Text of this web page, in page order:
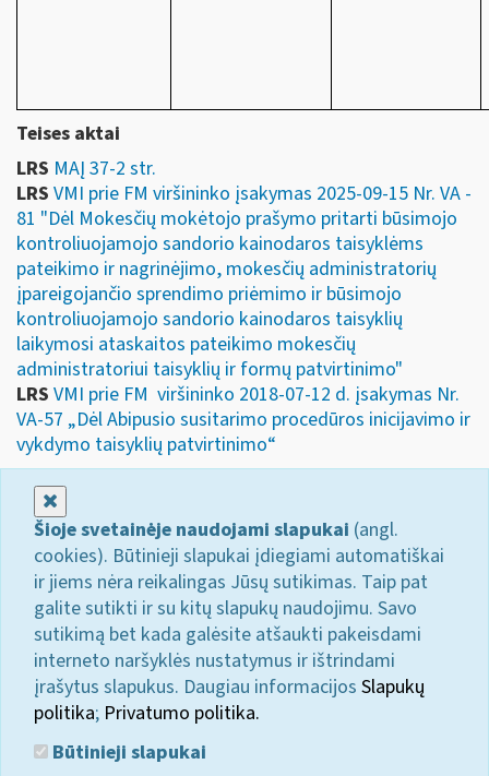
Teises aktai
LRS MAĮ 37-2 str.
LRS VMI prie FM viršininko įsakymas 2025-09-15 Nr. VA -
81 "Dėl Mokesčių mokėtojo prašymo pritarti būsimojo
kontroliuojamojo sandorio kainodaros taisyklėms
pateikimo ir nagrinėjimo, mokesčių administratorių
įpareigojančio sprendimo priėmimo ir būsimojo
kontroliuojamojo sandorio kainodaros taisyklių
laikymosi ataskaitos pateikimo mokesčių
administratoriui taisyklių ir formų patvirtinimo"
LRS VMI prie FM viršininko 2018-07-12 d. įsakymas Nr.
VA-57 „Dėl Abipusio susitarimo procedūros inicijavimo ir
vykdymo taisyklių patvirtinimo“
Šioje svetainėje naudojami slapukai (angl.
cookies). Būtinieji slapukai įdiegiami automatiškai
ir jiems nėra reikalingas Jūsų sutikimas. Taip pat
galite sutikti ir su kitų slapukų naudojimu. Savo
sutikimą bet kada galėsite atšaukti pakeisdami
interneto naršyklės nustatymus ir ištrindami
įrašytus slapukus. Daugiau informacijos Slapukų
politika; Privatumo politika.
Būtinieji slapukai